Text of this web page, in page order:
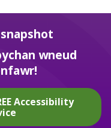
wneud
Accessibility